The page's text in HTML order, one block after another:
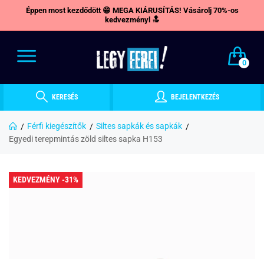
Éppen most kezdődött 😁 MEGA KIÁRUSÍTÁS! Vásárolj 70%-os
kedvezményl 🔝
0
KERESÉS BEJELENTKEZÉS
Férfi kiegészítők
Siltes sapkák és sapkák
Egyedi terepmintás zöld siltes sapka H153
KEDVEZMÉNY -31%